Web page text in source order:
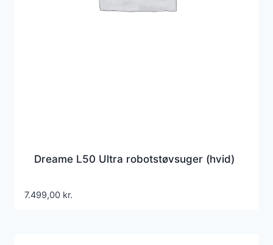
Dreame L50 Ultra robotstøvsuger (hvid)
7.499,00 kr.